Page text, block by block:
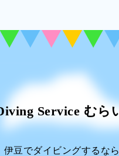
Service むら
伊豆でダイビングするなら